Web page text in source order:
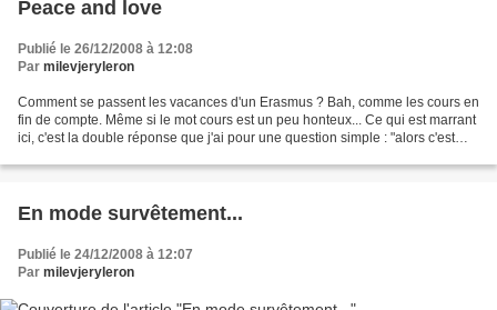
Peace and love
Publié le 26/12/2008 à 12:08
Par milevjeryleron
Comment se passent les vacances d'un Erasmus ? Bah, comme les cours en
fin de compte. Même si le mot cours est un peu honteux... Ce qui est marrant
ici, c'est la double réponse que j'ai pour une question simple : "alors c'est
En mode survêtement...
Publié le 24/12/2008 à 12:07
Par milevjeryleron